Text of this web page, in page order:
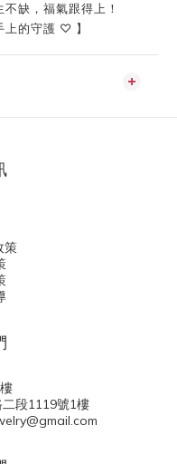
缺，福氣跟得上！
上的守護 ♡ 】
策
段1119號1樓